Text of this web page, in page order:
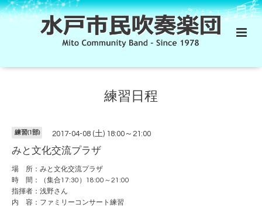
練習日程
練習(1部) 2017-04-08 (土) 18:00～21:00
みと文化交流プラザ
場 所：みと文化交流プラザ
時 間：（集合17:30）18:00～21:00
指揮者：浅野さん
内 容：ファミリーコンサート練習